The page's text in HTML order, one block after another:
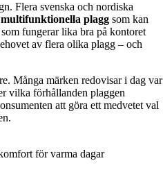
Flera svenska och nordiska
plagg som kan
fungerar lika bra på kontoret
av flera olika plagg – och
Många märken redovisar i dag var
vilka förhållanden plaggen
att göra ett medvetet val
för varma dagar